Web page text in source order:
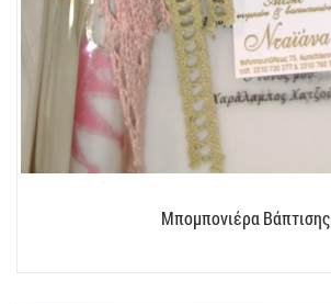
Μπομπονιέρα Βάπτισης